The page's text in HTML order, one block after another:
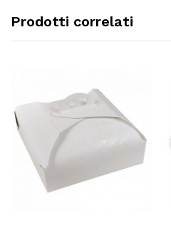
Prodotti correlati